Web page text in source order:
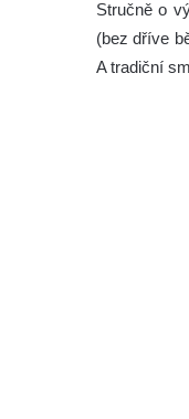
Stručně o
(bez dříve
A tradiční